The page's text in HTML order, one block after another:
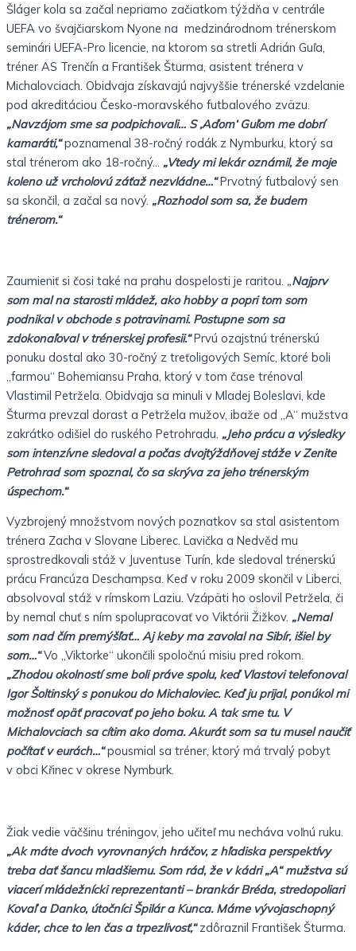
Šláger kola sa začal nepriamo začiatkom týždňa v centrále
UEFA vo švajčiarskom Nyone na medzinárodnom trénerskom
seminári UEFA-Pro licencie, na ktorom sa stretli Adrián Guľa,
tréner AS Trenčín a František Šturma, asistent trénera v
Michalovciach. Obidvaja získavajú najvyššie trénerské vzdelanie
pod akreditáciou Česko-moravského futbalového zväzu.
„Navzájom sme sa podpichovali… S ‚Aďom‘ Guľom me dobrí
kamaráti,“ poznamenal 38-ročný rodák z Nymburku, ktorý sa
stal trénerom ako 18-ročný… „Vtedy mi lekár oznámil, že moje
koleno už vrcholovú záťaž nezvládne…“Prvotný futbalový sen
sa skončil, a začal sa nový. „Rozhodol som sa, že budem
trénerom.“
Zaumieniť si čosi také na prahu dospelosti je raritou. „Najprv
som mal na starosti mládež, ako hobby a popri tom som
podnikal v obchode s potravinami. Postupne som sa
zdokonaľoval v trénerskej profesii.“Prvú ozajstnú trénerskú
ponuku dostal ako 30-ročný z treťoligových Semíc, ktoré boli
„farmou“ Bohemiansu Praha, ktorý v tom čase trénoval
Vlastimil Petržela. Obidvaja sa minuli v Mladej Boleslavi, kde
Šturma prevzal dorast a Petržela mužov, ibaže od „A“ mužstva
zakrátko odišiel do ruského Petrohradu. „Jeho prácu a výsledky
som intenzívne sledoval a počas dvojtýždňovej stáže v Zenite
Petrohrad som spoznal, čo sa skrýva za jeho trénerským
úspechom.“
Vyzbrojený množstvom nových poznatkov sa stal asistentom
trénera Zacha v Slovane Liberec. Lavička a Nedvěd mu
sprostredkovali stáž v Juventuse Turín, kde sledoval trénerskú
prácu Francúza Deschampsa. Keď v roku 2009 skončil v Liberci,
absolvoval stáž v rímskom Laziu. Vzápäti ho oslovil Petržela, či
by nemal chuť s ním spolupracovať vo Viktórii Žižkov. „Nemal
som nad čím premýšľať… Aj keby ma zavolal na Sibír, išiel by
som…“Vo „Viktorke“ ukončili spoločnú misiu pred rokom.
„Zhodou okolností sme boli práve spolu, keď Vlastovi telefonoval
Igor Šoltinský s ponukou do Michaloviec. Keď ju prijal, ponúkol mi
možnosť opäť pracovať po jeho boku. A tak sme tu. V
Michalovciach sa cítim ako doma. Akurát som sa tu musel naučiť
počítať v eurách…“pousmial sa tréner, ktorý má trvalý pobyt
v obci Křinec v okrese Nymburk.
Žiak vedie väčšinu tréningov, jeho učiteľ mu necháva voľnú ruku.
„Ak máte dvoch vyrovnaných hráčov, z hľadiska perspektívy
treba dať šancu mladšiemu. Som rád, že v kádri „A“ mužstva sú
viacerí mládežnícki reprezentanti – brankár Bréda, stredopoliari
Kovaľ a Danko, útočníci Špilár a Kunca. Máme vývojaschopný
káder, chce to len čas a trpezlivosť,“zdôraznil František Šturma.